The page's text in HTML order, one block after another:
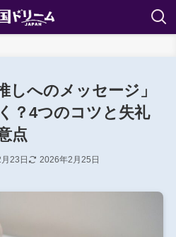
しへのメッセージ」
？4つのコツと失礼
点
23日 2026年2月25日